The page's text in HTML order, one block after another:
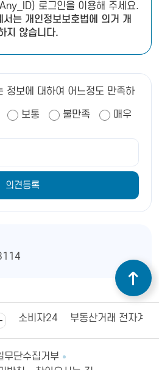
로그인을 이용해 주세요.
는 개인정보보호법에 의거 개
지 않습니다.
정보에 대하여 어느정도 만족하
보통 불만족
매우
소비자24 부동산거래 전자계약
무단수집거부